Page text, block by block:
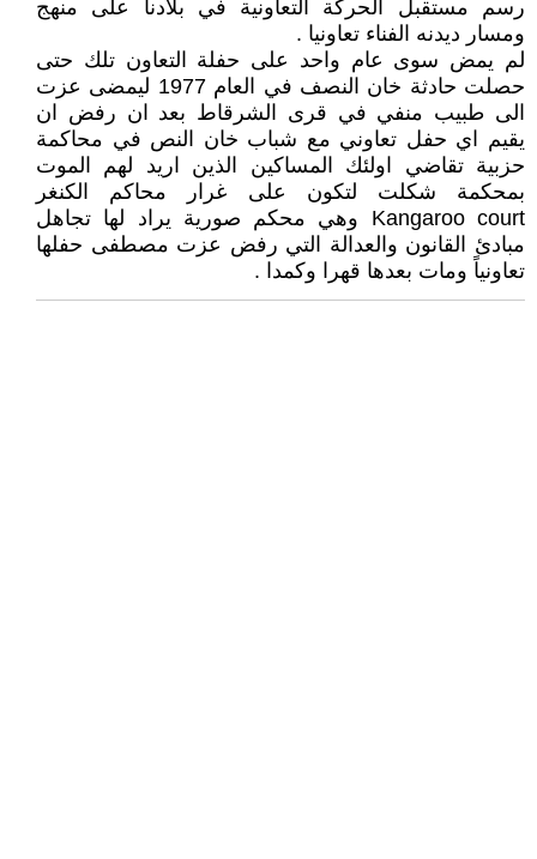
رسم مستقبل الحركة التعاونية في بلادنا على منهج
ومسار ديدنه الفناء تعاونيا .
لم يمض سوى عام واحد على حفلة التعاون تلك حتى
حصلت حادثة خان النصف في العام 1977 ليمضى عزت
الى طبيب منفي في قرى الشرقاط بعد ان رفض ان
يقيم اي حفل تعاوني مع شباب خان النص في محاكمة
حزبية تقاضي اولئك المساكين الذين اريد لهم الموت
بمحكمة شكلت لتكون على غرار محاكم الكنغر
Kangaroo court وهي محكم صورية يراد لها تجاهل
مبادئ القانون والعدالة التي رفض عزت مصطفى حفلها
تعاونياً ومات بعدها قهرا وكمدا .